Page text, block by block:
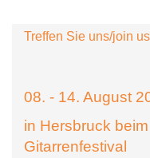
Treffen Sie uns/join
08. - 14. August
in Hersbruck
Gitarrenfestival